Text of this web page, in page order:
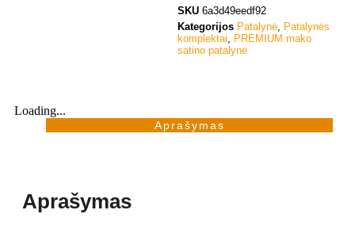
SKU 6a3d49eedf92
Kategorijos Patalynė, Patalynės
komplektai, PREMIUM mako
satino patalynė
Loading...
Aprašymas
Aprašymas